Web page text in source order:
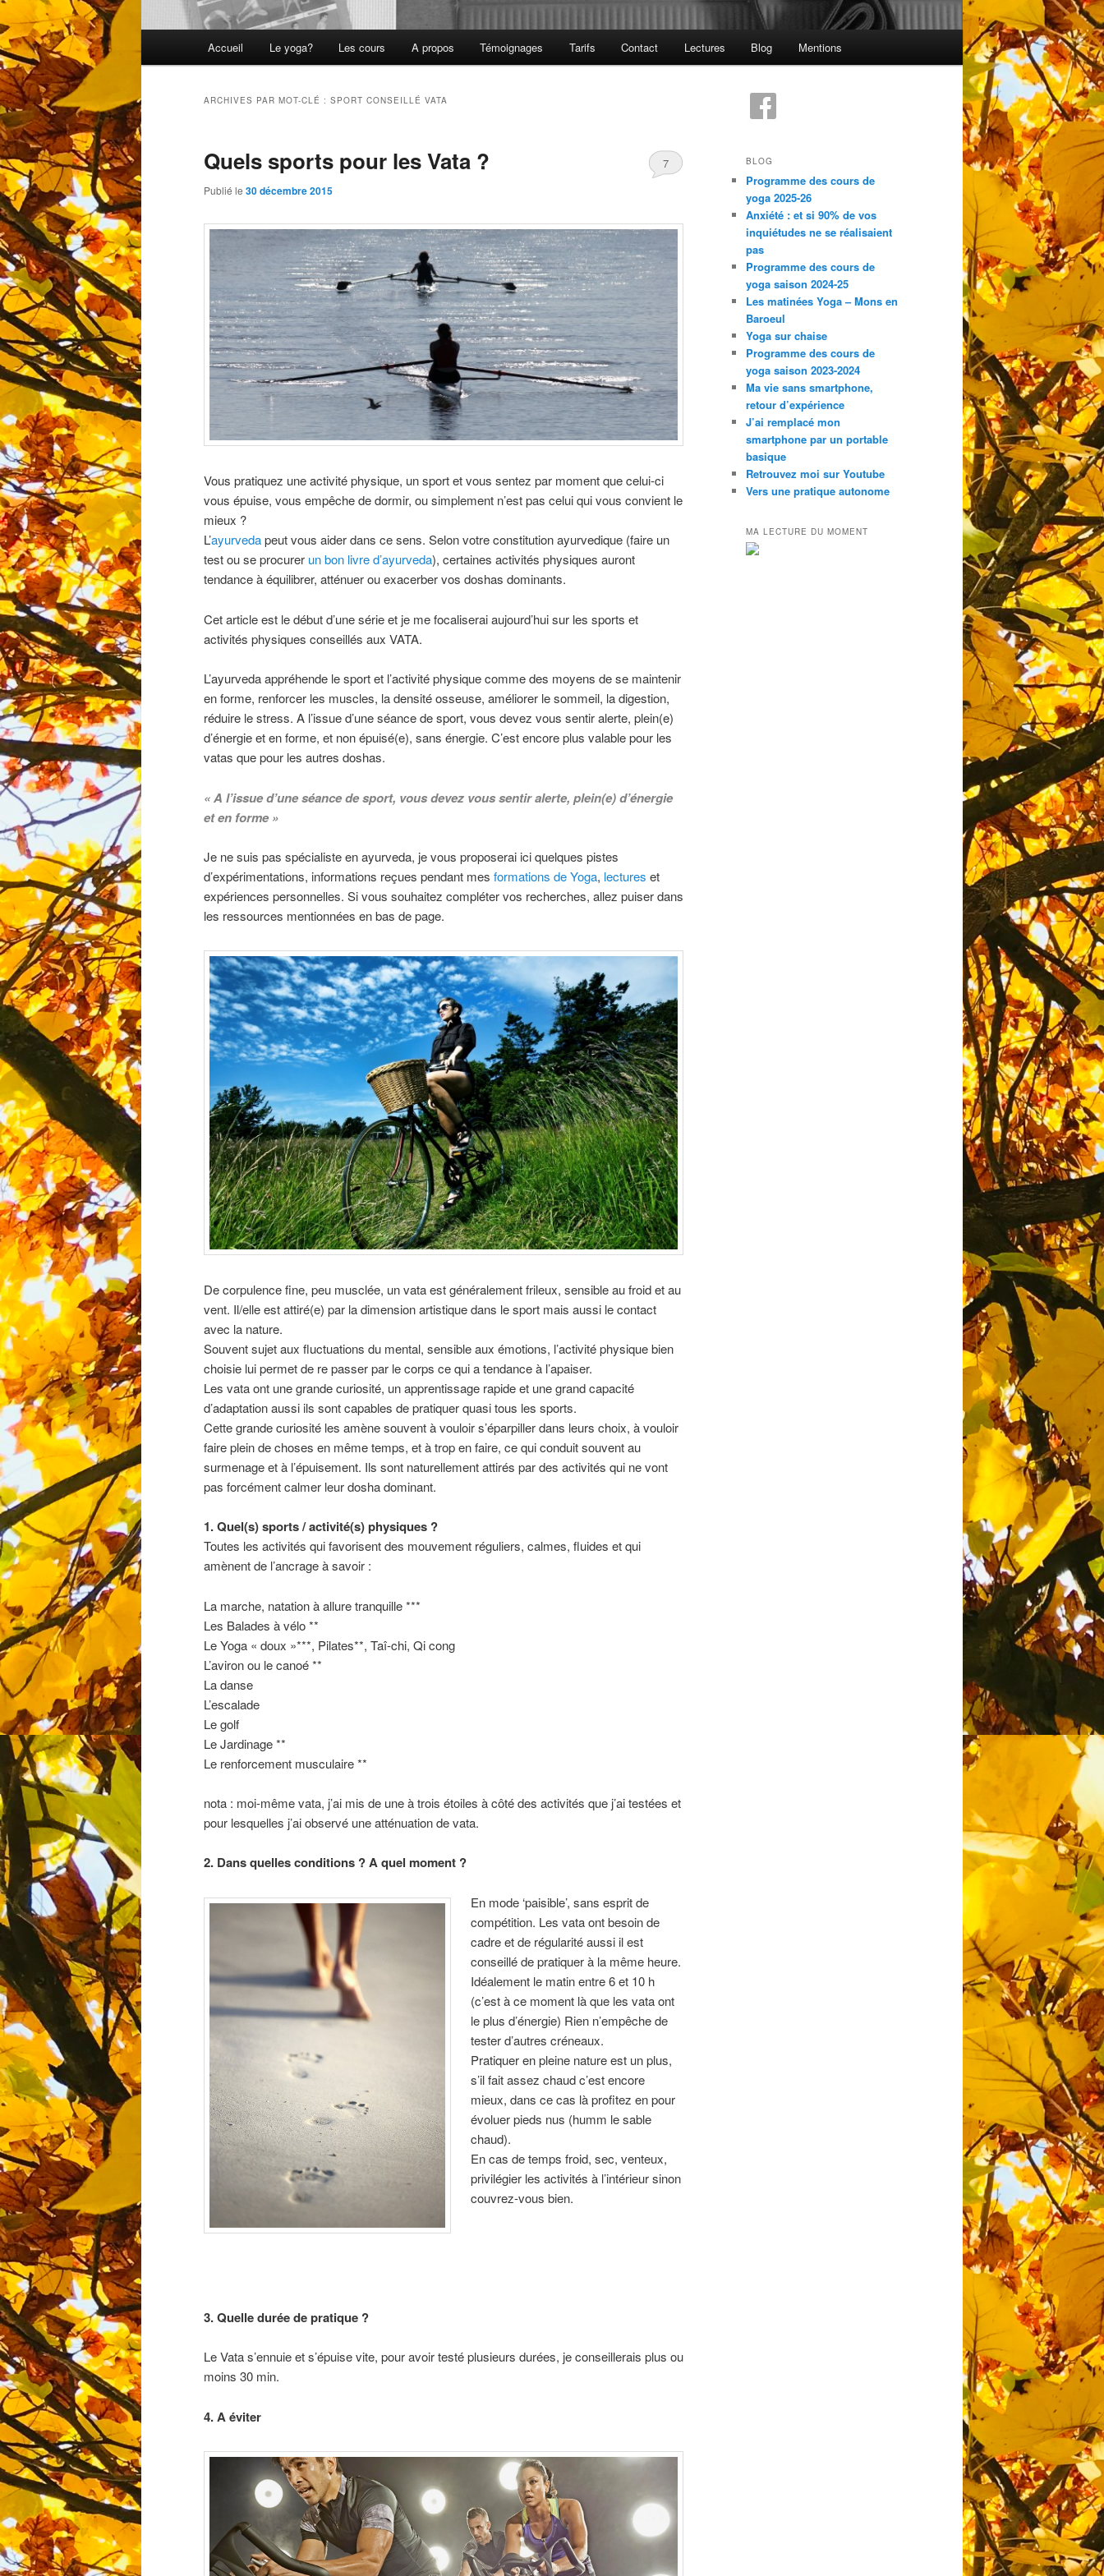
Accueil Le yoga? Les cours A propos Témoignages Tarifs Contact Lectures Blog Mentions
ARCHIVES PAR MOT-CLÉ : SPORT CONSEILLÉ VATA
Quels sports pour les Vata ?
Publié le 30 décembre 2015
7
Vous pratiquez une activité physique, un sport et vous sentez par moment que celui-ci
vous épuise, vous empêche de dormir, ou simplement n’est pas celui qui vous convient le
mieux ?
L’ayurvedapeut vous aider dans ce sens. Selon votre constitution ayurvedique (faire un
test ou se procurer un bon livre d’ayurveda), certaines activités physiques auront
tendance à équilibrer, atténuer ou exacerber vos doshas dominants.
Cet article est le début d’une série et je me focaliserai aujourd’hui sur les sports et
activités physiques conseillés aux VATA.
L’ayurveda appréhende le sport et l’activité physique comme des moyens de se maintenir
en forme, renforcer les muscles, la densité osseuse, améliorer le sommeil, la digestion,
réduire le stress. A l’issue d’une séance de sport, vous devez vous sentir alerte, plein(e)
d’énergie et en forme, et non épuisé(e), sans énergie. C’est encore plus valable pour les
vatas que pour les autres doshas.
« A l’issue d’une séance de sport, vous devez vous sentir alerte, plein(e) d’énergie
et en forme »
Je ne suis pas spécialiste en ayurveda, je vous proposerai ici quelques pistes
d’expérimentations, informations reçues pendant mes formations de Yoga, lectures et
expériences personnelles. Si vous souhaitez compléter vos recherches, allez puiser dans
les ressources mentionnées en bas de page.
De corpulence fine, peu musclée, un vata est généralement frileux, sensible au froid et au
vent. Il/elle est attiré(e) par la dimension artistique dans le sport mais aussi le contact
avec la nature.
Souvent sujet aux fluctuations du mental, sensible aux émotions, l’activité physique bien
choisie lui permet de re passer par le corps ce qui a tendance à l’apaiser.
Les vata ont une grande curiosité, un apprentissage rapide et une grand capacité
d’adaptation aussi ils sont capables de pratiquer quasi tous les sports.
Cette grande curiosité les amène souvent à vouloir s’éparpiller dans leurs choix, à vouloir
faire plein de choses en même temps, et à trop en faire, ce qui conduit souvent au
surmenage et à l’épuisement. Ils sont naturellement attirés par des activités qui ne vont
pas forcément calmer leur dosha dominant.
1. Quel(s) sports / activité(s) physiques ?
Toutes les activités qui favorisent des mouvement réguliers, calmes, fluides et qui
amènent de l’ancrage à savoir :
La marche, natation à allure tranquille ***
Les Balades à vélo **
Le Yoga « doux »***, Pilates**, Taî-chi, Qi cong
L’aviron ou le canoé **
La danse
L’escalade
Le golf
Le Jardinage **
Le renforcement musculaire **
nota : moi-même vata, j’ai mis de une à trois étoiles à côté des activités que j’ai testées et
pour lesquelles j’ai observé une atténuation de vata.
2. Dans quelles conditions ? A quel moment ?
En mode ‘paisible’, sans esprit de
compétition. Les vata ont besoin de
cadre et de régularité aussi il est
conseillé de pratiquer à la même heure.
Idéalement le matin entre 6 et 10 h
(c’est à ce moment là que les vata ont
le plus d’énergie) Rien n’empêche de
tester d’autres créneaux.
Pratiquer en pleine nature est un plus,
s’il fait assez chaud c’est encore
mieux, dans ce cas là profitez en pour
évoluer pieds nus (humm le sable
chaud).
En cas de temps froid, sec, venteux,
privilégier les activités à l’intérieur sinon
couvrez-vous bien.
3. Quelle durée de pratique ?
Le Vata s’ennuie et s’épuise vite, pour avoir testé plusieurs durées, je conseillerais plus ou
moins 30 min.
4. A éviter
BLOG
Programme des cours de
yoga 2025-26
Anxiété : et si 90% de vos
inquiétudes ne se réalisaient
pas
Programme des cours de
yoga saison 2024-25
Les matinées Yoga – Mons en
Baroeul
Yoga sur chaise
Programme des cours de
yoga saison 2023-2024
Ma vie sans smartphone,
retour d’expérience
J’ai remplacé mon
smartphone par un portable
basique
Retrouvez moi sur Youtube
Vers une pratique autonome
MA LECTURE DU MOMENT